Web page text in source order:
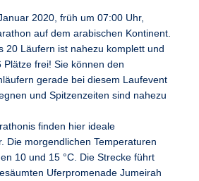
2020, früh um 07:00 Uhr,
auf dem arabischen Kontinent.
20 Läufern ist nahezu komplett und
frei! Sie können den
gerade bei diesem Laufevent
und Spitzenzeiten sind nahezu
finden hier ideale
Die morgendlichen Temperaturen
10 und 15 °C. Die Strecke führt
Uferpromenade Jumeirah